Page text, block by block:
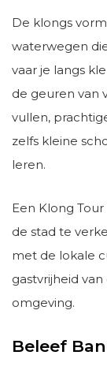
De klongs
waterwegen
vaar je langs
de geuren van
vullen,
zelfs kleine
leren.
Een Klong
de stad te
met de lokale
gastvrijheid
omgeving.
Beleef